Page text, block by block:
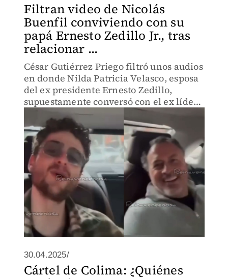
Filtran video de Nicolás
Buenfil conviviendo con su
papá Ernesto Zedillo Jr., tras
relacionar ...
César Gutiérrez Priego filtró unos audios
en donde Nilda Patricia Velasco, esposa
del ex presidente Ernesto Zedillo,
supuestamente conversó con el ex líder
del cártel de Colima, Jesús Amezcua
Contreras.
30.04.2025/
Cártel de Colima: ¿Quiénes